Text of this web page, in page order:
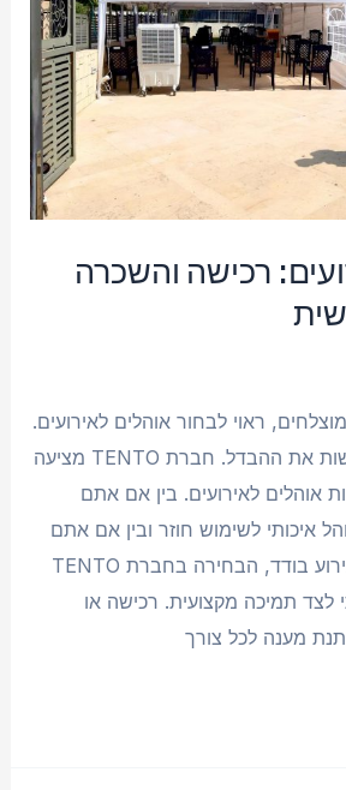
רכישה והשכרה
ראוי לבחור אוהלים לאירועים.
האוהל הנכון יכול לעשות את ההבדל. חברת TENTO מציעה
אוהלים לאירועים. בין אם אתם
איכותי לשימוש חוזר ובין אם אתם
מעדיפים השכרה לאירוע בודד, הבחירה בחברת TENTO
לצד תמיכה מקצועית. רכישה או